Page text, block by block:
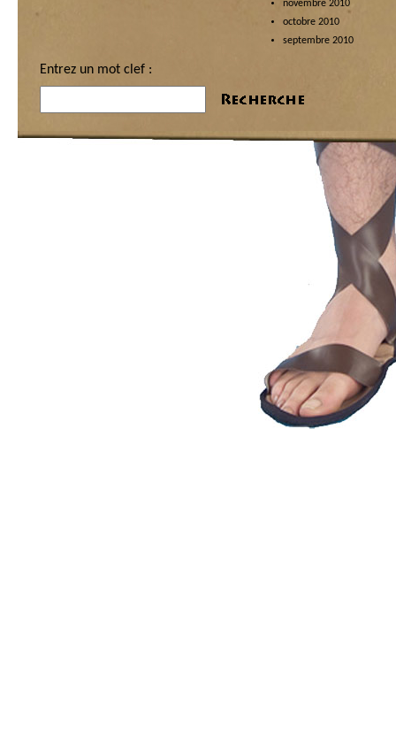
novembre 2010
octobre 2010
septembre 2010
Entrez un mot clef :